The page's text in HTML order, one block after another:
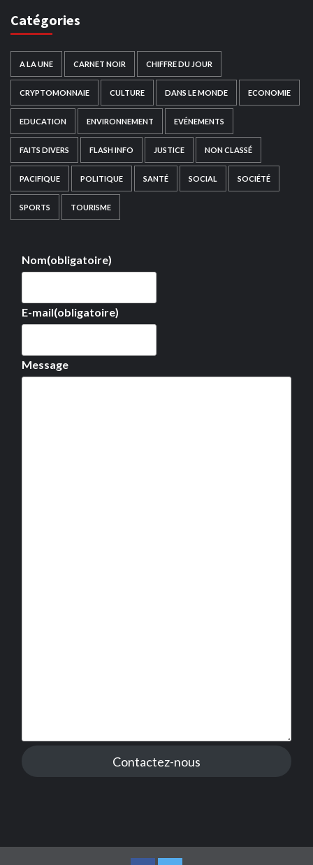
Catégories
A LA UNE CARNET NOIR CHIFFRE DU JOUR
CRYPTOMONNAIE CULTURE DANS LE MONDE ECONOMIE
EDUCATION ENVIRONNEMENT EVÉNEMENTS
FAITS DIVERS FLASH INFO JUSTICE NON CLASSÉ
PACIFIQUE POLITIQUE SANTÉ SOCIAL SOCIÉTÉ
SPORTS TOURISME
Nom(obligatoire)
E-mail(obligatoire)
Message
Contactez-nous